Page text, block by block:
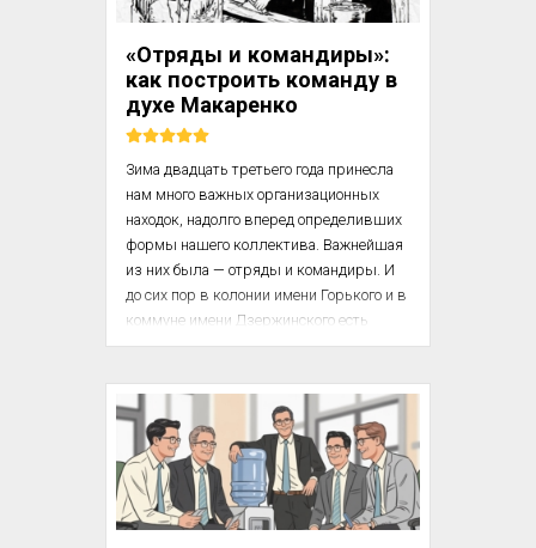
управления.
Этот фрагмент сосредоточен на
диагностике и подходах к улучшению
взаимодействия внутри отдела,
выявлении скрытых проблем...
«Отряды и командиры»:
как построить команду в
духе Макаренко
Зима двадцать третьего года принесла
нам много важных организационных
находок, надолго вперед определивших
формы нашего коллектива. Важнейшая
из них была — отряды и командиры. И
до сих пор в колонии имени Горького и в
коммуне имени Дзержинского есть
отряды и командиры, имеются они и в
Украине.
Разумеется, очень мало общего можно
найти между отрядами горьковцев
эпохи 1927-1928 годов или отрядами
коммунаров дзержинцев и первыми